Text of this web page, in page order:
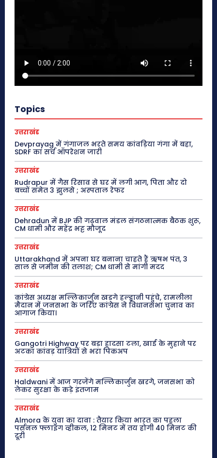
Topics
उत्तराखंड
Devprayag में गंगाजल भरते समय कांवड़िया गंगा में बहा,
SDRF का सर्च ऑपरेशन जारी
उत्तराखंड
Rudrapur में गैस रिसाव से घर में लगी आग, पिता और दो
बच्चों समेत 3 झुलसे ; अस्पताल रेफर
उत्तराखंड
Dehradun में BJP की गढ़वाल मंडल संगठनात्मक बैठक शुरू,
CM धामी और महेंद्र भट्ट मौजूद
उत्तराखंड
Uttarakhand में अपना घर बनाना चाहते हैं ऋषभ पंत, 3
साल से जमीन की तलाश; CM धामी से मांगी मदद
उत्तराखंड
कांग्रेस अध्यक्ष मल्लिकार्जुन खड़गे हल्द्वानी पहुंचे, रामलीला
मैदान में जनसभा के जरिए कांग्रेस ने विधानसभा चुनाव का
आगाज किया।
उत्तराखंड
Gangotri Highway पर बड़ा हादसा टला, खाई के मुहाने पर
अटका कांवड़ यात्रियों से भरा पिकअप
उत्तराखंड
Haldwani में आज गरजेंगे मल्लिकार्जुन खरगे, जनसभा को
लेकर सुरक्षा के कड़े इंतजाम
उत्तराखंड
Almora के युवा का दावा : तैयार किया भारत का पहला
पर्सनल फ्लाइंग व्हीकल, 12 मिनट में तय होगी 40 मिनट की
दूरी